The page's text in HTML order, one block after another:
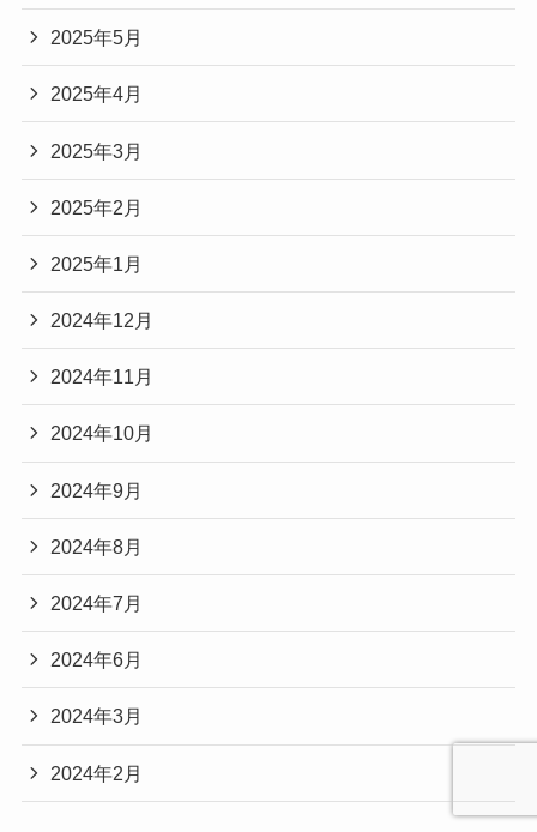
2025年5月
2025年4月
2025年3月
2025年2月
2025年1月
2024年12月
2024年11月
2024年10月
2024年9月
2024年8月
2024年7月
2024年6月
2024年3月
2024年2月